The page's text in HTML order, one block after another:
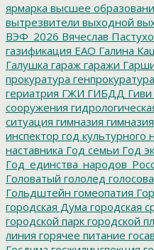
ярмарка высшее
вытрезвители выходной
ВЭФ_2026 Вячеслав
газификация ЕАО Галина
Галушка гараж гаражи
прокуратура генпрокуратура
гериатрия ГЖИ ГИБДД Гиви
сооружения
ситуация гимназия
инспектор год культурного
наставника Год семьи Год
Головатый гололед
Гольдштейн гомеопатия
городская Дума городская
городской парк городской
линия горячее питание